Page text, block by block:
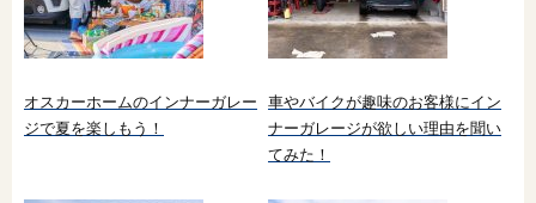
オスカーホームのインナーガレー
ジで夏を楽しもう！
車やバイクが趣味のお客様にイン
ナーガレージが欲しい理由を聞い
てみた！